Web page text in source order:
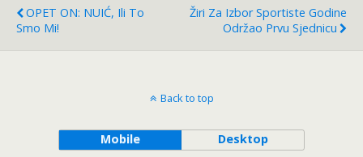
OPET ON: NUIĆ, Ili To
Smo Mi!
Žiri Za Izbor Sportiste Godine
Održao Prvu Sjednicu
Back to top
Mobile Desktop